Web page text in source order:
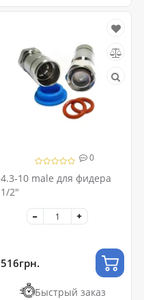
0
4.3-10 male для фидера
1/2"
516грн.
Быстрый заказ